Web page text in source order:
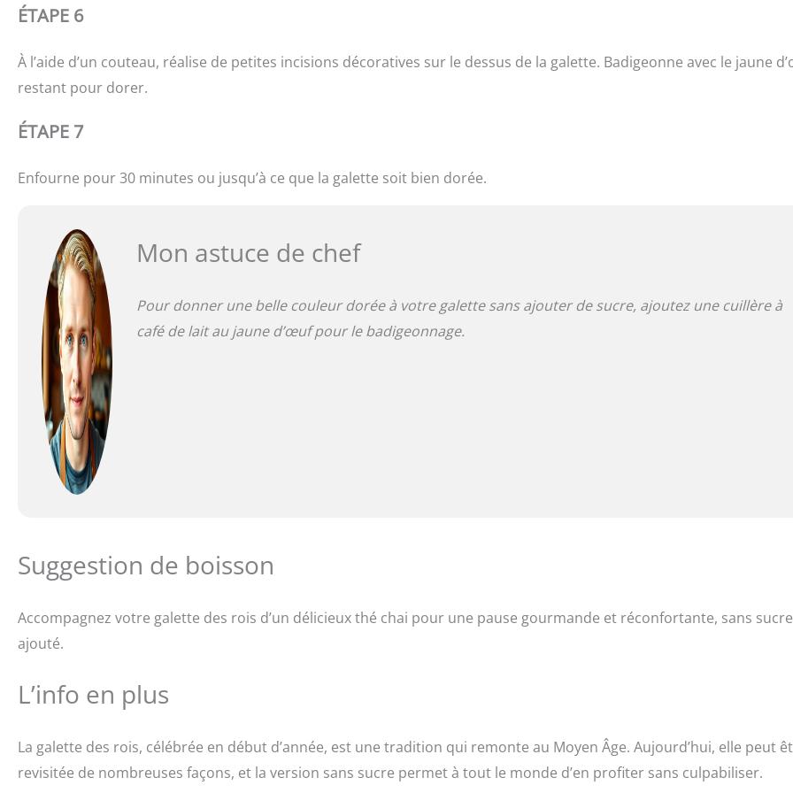
ÉTAPE 6
À l’aide d’un couteau, réalise de petites incisions décoratives sur le dessus de la galette. Badigeonne avec le jaune
restant pour dorer.
ÉTAPE 7
Enfourne pour 30 minutes ou jusqu’à ce que la galette soit bien dorée.
Mon astuce de chef
Pour donner une belle couleur dorée à votre galette sans ajouter de sucre, ajoutez une cuillère à
café de lait au jaune d’œuf pour le badigeonnage.
Suggestion de boisson
Accompagnez votre galette des rois d’un délicieux thé chai pour une pause gourmande et réconfortante, sans sucre
ajouté.
L’info en plus
La galette des rois, célébrée en début d’année, est une tradition qui remonte au Moyen Âge. Aujourd’hui, elle peut
revisitée de nombreuses façons, et la version sans sucre permet à tout le monde d’en profiter sans culpabiliser.